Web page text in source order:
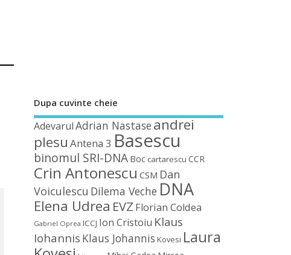
Dupa cuvinte cheie
Adevarul Adrian Nastaseandrei
plesu Antena 3 Basescu
binomul SRI-DNA Boc cartarescu CCR
Crin Antonescu CSM Dan
Voiculescu Dilema Veche DNA
Elena Udrea EVZ Florian Coldea
Gabriel Oprea ICCJ Ion Cristoiu Klaus
Iohannis Klaus Johannis Kovesi Laura